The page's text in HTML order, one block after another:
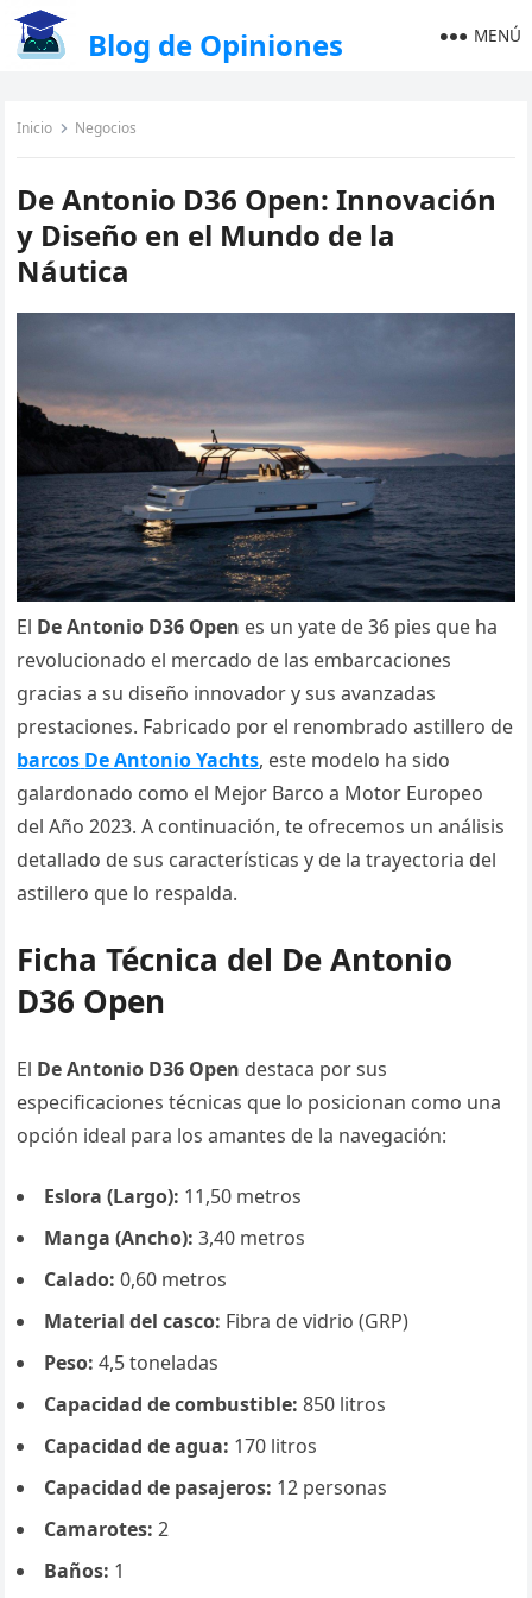
Blog de Opiniones MENÚ
Inicio Negocios
De Antonio D36 Open: Innovación
y Diseño en el Mundo de la
Náutica
El De Antonio D36 Open es un yate de 36 pies que ha
revolucionado el mercado de las embarcaciones
gracias a su diseño innovador y sus avanzadas
prestaciones. Fabricado por el renombrado astillero de
barcos De Antonio Yachts, este modelo ha sido
galardonado como el Mejor Barco a Motor Europeo
del Año 2023. A continuación, te ofrecemos un análisis
detallado de sus características y de la trayectoria del
astillero que lo respalda.
Ficha Técnica del De Antonio
D36 Open
El De Antonio D36 Open destaca por sus
especificaciones técnicas que lo posicionan como una
opción ideal para los amantes de la navegación:
Eslora (Largo): 11,50 metros
Manga (Ancho): 3,40 metros
Calado: 0,60 metros
Material del casco: Fibra de vidrio (GRP)
Peso: 4,5 toneladas
Capacidad de combustible: 850 litros
Capacidad de agua: 170 litros
Capacidad de pasajeros: 12 personas
Camarotes: 2
Baños: 1